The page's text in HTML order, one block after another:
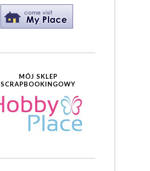
MÓJ SKLEP
SCRAPBOOKINGOWY